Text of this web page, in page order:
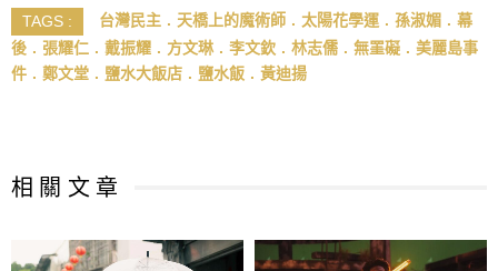
TAGS : 台灣民主 天橋上的魔術師 太陽花學運 孫淑媚
幕
後
張耀仁 戴振耀 方文琳 李文欽 林志儒 無罣礙
美麗島事
件
鄭文堂 鹽水大飯店 鹽水飯 黃迪揚
相 關 文 章